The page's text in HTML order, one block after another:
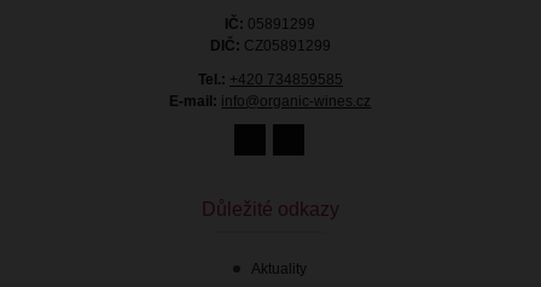
IČ: 05891299
DIČ: CZ05891299
Tel.: +420 734859585
E-mail: info@organic-wines.cz
Důležité odkazy
Aktuality